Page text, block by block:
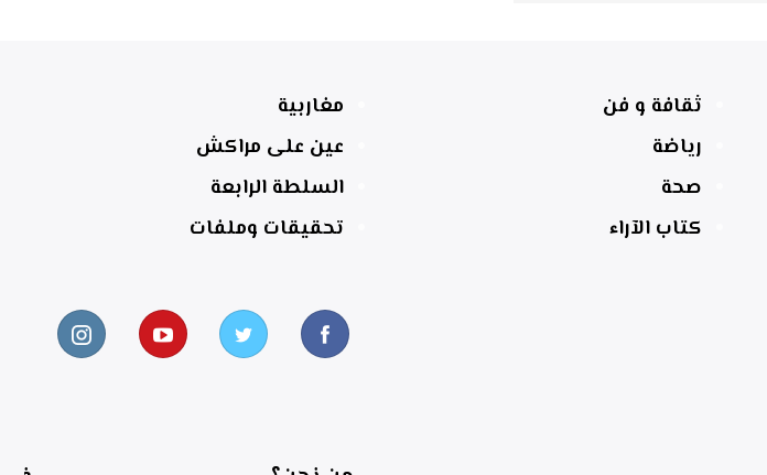
ثقافة و فن
رياضة
صحة
كتاب الآراء
مغاربية
عين على مراكش
السلطة الرابعة
تحقيقات وملفات